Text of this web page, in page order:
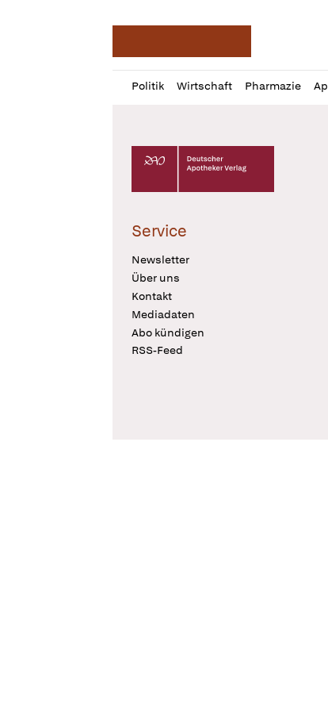
Politik Wirtschaft Pharmazie
Profil
öffnen
Daz
Pur
Deutscher Apotheker Verlag Logo
Service
Newsletter
Über uns
Kontakt
Mediadaten
Abo kündigen
RSS-Feed